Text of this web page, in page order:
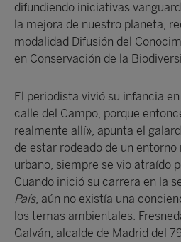
difundiendo iniciativas
la mejora de nuestro planeta,
modalidad Difusión del
en Conservación de la
El periodista vivió su infancia
calle del Campo, porque
realmente allí», apunta el
de estar rodeado de un
urbano, siempre se vio atraído
Cuando inició su carrera en la
País, aún no existía una
los temas ambientales.
Galván, alcalde de Madrid del